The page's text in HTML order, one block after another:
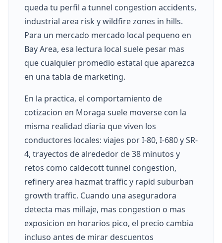
queda tu perfil a tunnel congestion accidents,
industrial area risk y wildfire zones in hills.
Para un mercado mercado local pequeno en
Bay Area, esa lectura local suele pesar mas
que cualquier promedio estatal que aparezca
en una tabla de marketing.
En la practica, el comportamiento de
cotizacion en Moraga suele moverse con la
misma realidad diaria que viven los
conductores locales: viajes por I-80, I-680 y SR-
4, trayectos de alrededor de 38 minutos y
retos como caldecott tunnel congestion,
refinery area hazmat traffic y rapid suburban
growth traffic. Cuando una aseguradora
detecta mas millaje, mas congestion o mas
exposicion en horarios pico, el precio cambia
incluso antes de mirar descuentos